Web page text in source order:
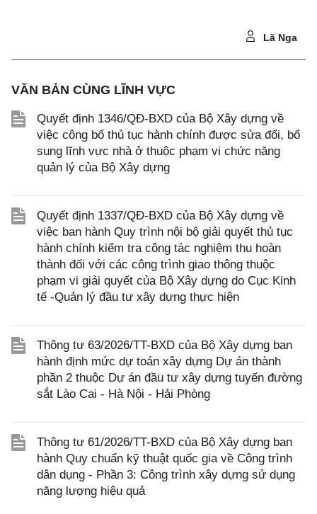
Lã Nga
VĂN BẢN CÙNG LĨNH VỰC
Quyết định 1346/QĐ-BXD của Bộ Xây dựng về
việc công bố thủ tục hành chính được sửa đổi, bổ
sung lĩnh vực nhà ở thuộc phạm vi chức năng
quản lý của Bộ Xây dựng
Quyết định 1337/QĐ-BXD của Bộ Xây dựng về
việc ban hành Quy trình nội bộ giải quyết thủ tục
hành chính kiểm tra công tác nghiệm thu hoàn
thành đối với các công trình giao thông thuộc
phạm vi giải quyết của Bộ Xây dựng do Cục Kinh
tế -Quản lý đầu tư xây dựng thực hiện
Thông tư 63/2026/TT-BXD của Bộ Xây dựng ban
hành định mức dự toán xây dựng Dự án thành
phần 2 thuộc Dự án đầu tư xây dựng tuyến đường
sắt Lào Cai - Hà Nội - Hải Phòng
Thông tư 61/2026/TT-BXD của Bộ Xây dựng ban
hành Quy chuẩn kỹ thuật quốc gia về Công trình
dân dụng - Phần 3: Công trình xây dựng sử dụng
năng lượng hiệu quả